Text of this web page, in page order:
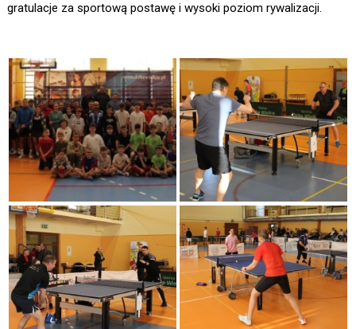
gratulacje za sportową postawę i wysoki poziom rywalizacji.